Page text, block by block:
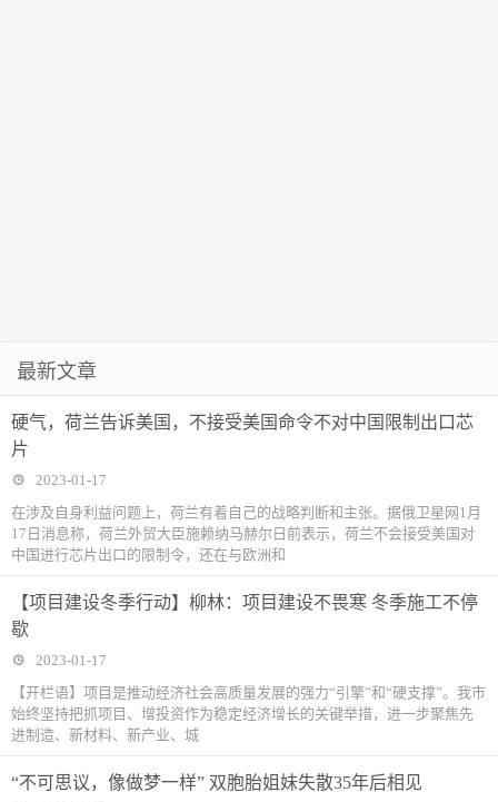
最新文章
硬气，荷兰告诉美国，不接受美国命令不对中国限制出口芯
片
2023-01-17
在涉及自身利益问题上，荷兰有着自己的战略判断和主张。据俄卫星网1月
17日消息称，荷兰外贸大臣施赖纳马赫尔日前表示，荷兰不会接受美国对
中国进行芯片出口的限制令，还在与欧洲和
【项目建设冬季行动】柳林：项目建设不畏寒 冬季施工不停
歇
2023-01-17
【开栏语】项目是推动经济社会高质量发展的强力“引擎”和“硬支撑”。我市
始终坚持把抓项目、增投资作为稳定经济增长的关键举措，进一步聚焦先
进制造、新材料、新产业、城
“不可思议，像做梦一样” 双胞胎姐妹失散35年后相见